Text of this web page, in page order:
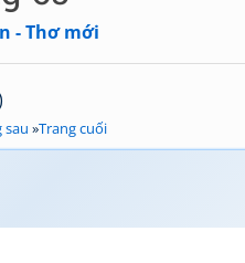
- Thơ mới
sau »Trang cuối